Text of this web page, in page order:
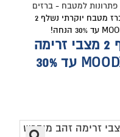
פתרונות למטבח -ברזים
ברז מטבח יוקרתי נשלף 2
ברז מטבח יוקרתי נשלף 2 מצבי זרימה
צבע זהב מוברש דגם MOODX עד 30%